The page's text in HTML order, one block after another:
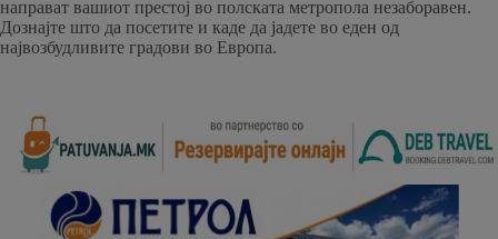
направат вашиот престој во полската метропола незаборавен.
Дознајте што да посетите и каде да јадете во еден од
највозбудливите градови во Европа.